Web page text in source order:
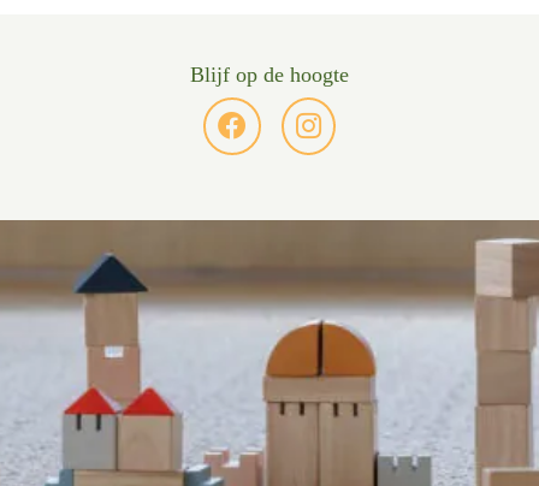
Blijf op de hoogte